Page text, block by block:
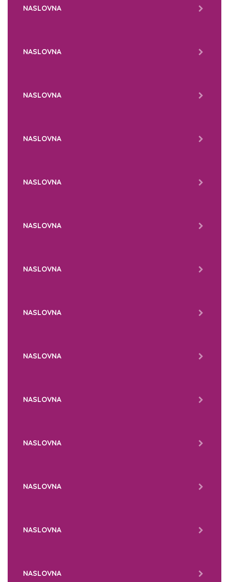
NASLOVNA
NASLOVNA
NASLOVNA
NASLOVNA
NASLOVNA
NASLOVNA
NASLOVNA
NASLOVNA
NASLOVNA
NASLOVNA
NASLOVNA
NASLOVNA
NASLOVNA
NASLOVNA